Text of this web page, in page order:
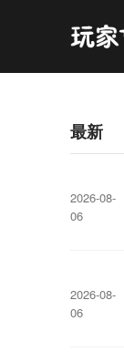
最新
2026-08-
06
2026-08-
06